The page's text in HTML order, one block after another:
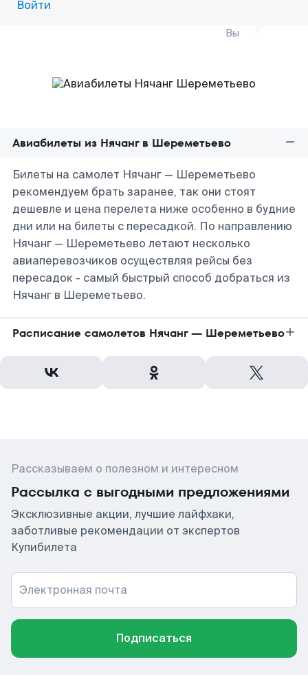
Войти
Вы
Авиабилеты из Нячанг в Шереметьево
Билеты на самолет Нячанг — Шереметьево
рекомендуем брать заранее, так они стоят
дешевле и цена перелета ниже особенно в будние
дни или на билеты с пересадкой. По направлению
Нячанг — Шереметьево летают несколько
авиаперевозчиков осуществляя рейсы без
пересадок - самый быстрый способ добраться из
Нячанг в Шереметьево.
Расписание самолетов Нячанг — Шереметьево
Рассказываем о полезном и интересном
Рассылка с выгодными предложениями
Эксклюзивные акции, лучшие лайфхаки,
заботливые рекомендации от экспертов
Купибилета
Электронная почта
Подписаться